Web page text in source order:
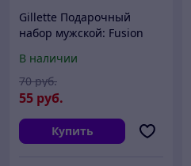
Gillette Подарочный
набор мужской: Fusion
1 кассетой + Чехол /
футляр
В наличии
55 руб.
70 руб.
Купить